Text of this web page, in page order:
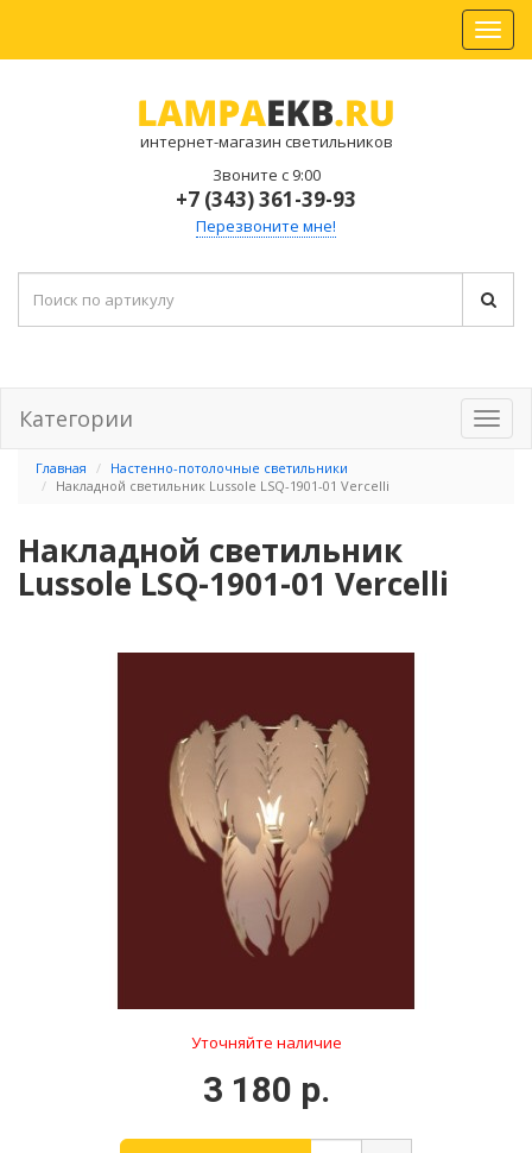
интернет-магазин светильников
Звоните с 9:00
+7 (343) 361-39-93
Перезвоните мне!
Категории
Главная
Настенно-потолочные светильники
Накладной светильник Lussole LSQ-1901-01 Vercelli
Накладной светильник
Lussole LSQ-1901-01 Vercelli
Уточняйте наличие
3 180 р.